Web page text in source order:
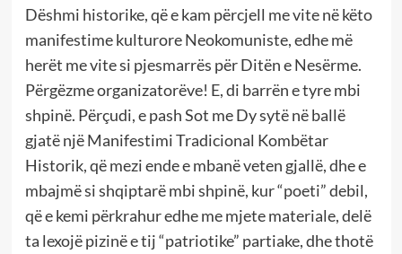
Dëshmi historike, që e kam përcjell me vite në këto
manifestime kulturore Neokomuniste, edhe më
herët me vite si pjesmarrës për Ditën e Nesërme.
Përgëzme organizatorëve! E, di barrën e tyre mbi
shpinë. Përçudi, e pash Sot me Dy sytë në ballë
gjatë një Manifestimi Tradicional Kombëtar
Historik, që mezi ende e mbanë veten gjallë, dhe e
mbajmë si shqiptarë mbi shpinë, kur “poeti” debil,
që e kemi përkrahur edhe me mjete materiale, delë
ta lexojë pizinë e tij “patriotike” partiake, dhe thotë